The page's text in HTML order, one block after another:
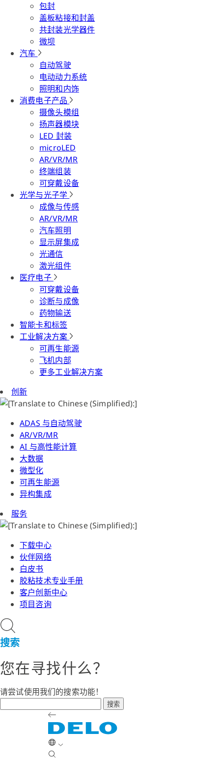
包封
盖板粘接和封盖
共封装光学器件
微坝
汽车
自动驾驶
电动动力系统
照明和内饰
消费电子产品
摄像头模组
扬声器模块
LED 封装
microLED
AR/VR/MR
终端组装
可穿戴设备
光学与光子学
成像与传感
AR/VR/MR
汽车照明
显示屏集成
光通信
激光组件
医疗电子
可穿戴设备
诊断与成像
药物输送
智能卡和标签
工业解决方案
可再生能源
飞机内部
更多工业解决方案
创新
ADAS 与自动驾驶
AR/VR/MR
AI 与高性能计算
大数据
微型化
可再生能源
异构集成
服务
下载中心
伙伴网络
白皮书
胶粘技术专业手册
客户创新中心
项目咨询
搜索
您在寻找什么？
请尝试使用我们的搜索功能！
搜索